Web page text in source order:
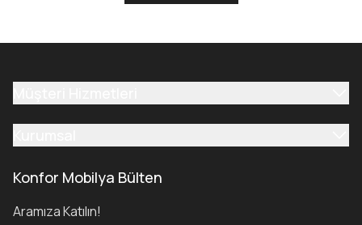
Konfor Mobilya Bülten
Aramıza Katılın!